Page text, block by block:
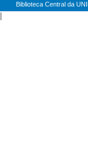
Biblioteca Central da